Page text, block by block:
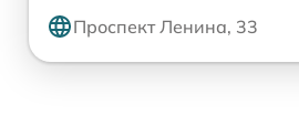
Проспект Ленина, 33